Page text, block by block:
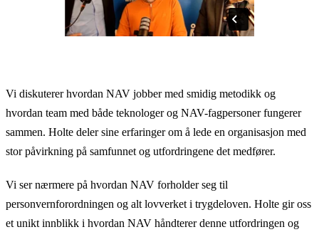
Vi diskuterer hvordan NAV jobber med smidig metodikk og
hvordan team med både teknologer og NAV-fagpersoner fungerer
sammen. Holte deler sine erfaringer om å lede en organisasjon med
stor påvirkning på samfunnet og utfordringene det medfører.
Vi ser nærmere på hvordan NAV forholder seg til
personvernforordningen og alt lovverket i trygdeloven. Holte gir oss
et unikt innblikk i hvordan NAV håndterer denne utfordringen og